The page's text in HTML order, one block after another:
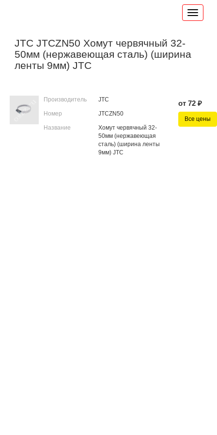
JTC JTCZN50 Хомут червячный 32-
50мм (нержавеющая сталь) (ширина
ленты 9мм) JTC
Производитель JTC
Номер JTCZN50
Название
Хомут червячный 32-
50мм (нержавеющая
сталь) (ширина ленты
9мм) JTC
от 72 ₽
Все цены